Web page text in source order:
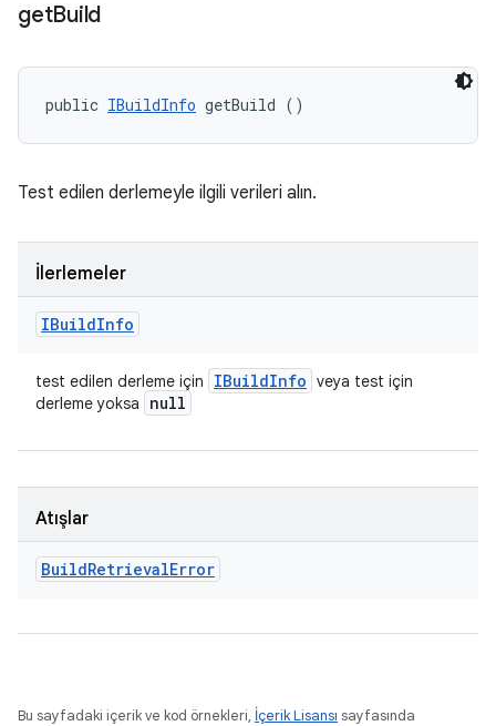
getBuild
public IBuildInfo getBuild ()
Test edilen derlemeyle ilgili verileri alın.
İlerlemeler
IBuildInfo
test edilen derleme için IBuildInfo veya test için
derleme yoksa
null
Atışlar
BuildRetrievalError
Bu sayfadaki içerik ve kod örnekleri, İçerik Lisansı sayfasında